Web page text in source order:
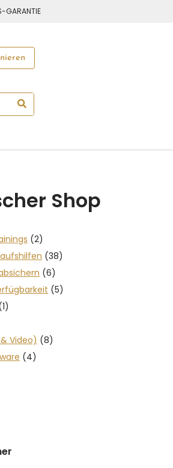
GARANTIE
Shop
(2)
(38)
(6)
(5)
Video) (8)
(4)